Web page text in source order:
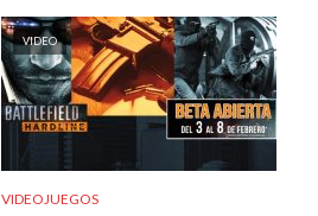
VIDEO
VIDEOJUEGOS